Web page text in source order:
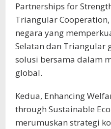
Partnerships for
Triangular
negara yang
Selatan dan Triangular
solusi bersama dalam
global.
Kedua, Enhancing
through Sustainable
merumuskan strategi